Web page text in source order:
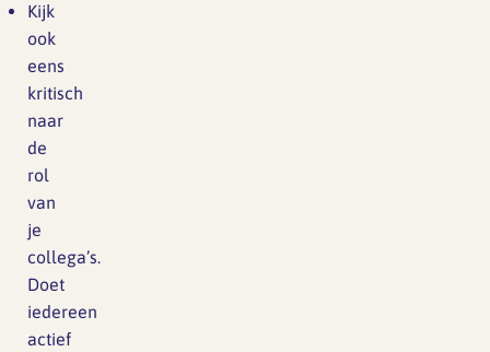
Kijk
ook
eens
kritisch
naar
de
rol
van
je
collega’s.
Doet
iedereen
actief